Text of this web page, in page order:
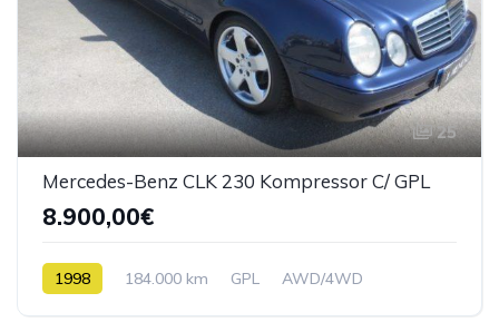
25
Mercedes-Benz CLK 230 Kompressor C/ GPL
8.900,00€
1998 184.000 km GPL AWD/4WD